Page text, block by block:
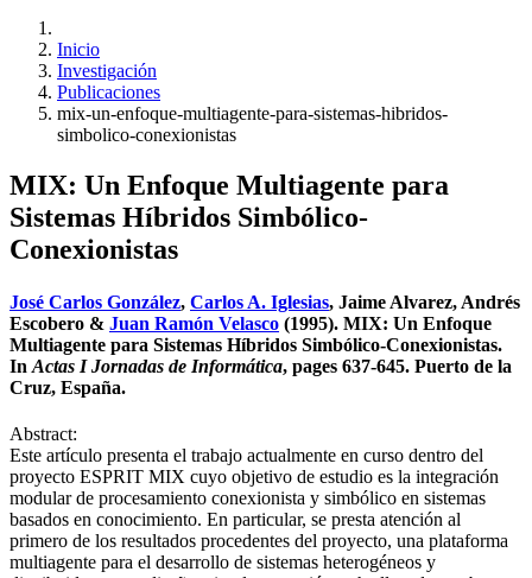
Inicio
Investigación
Publicaciones
mix-un-enfoque-multiagente-para-sistemas-hibridos-
simbolico-conexionistas
MIX: Un Enfoque Multiagente para
Sistemas Híbridos Simbólico-
Conexionistas
José Carlos González, Carlos A. Iglesias, Jaime Alvarez, Andrés
Escobero & Juan Ramón Velasco (1995). MIX: Un Enfoque
Multiagente para Sistemas Híbridos Simbólico-Conexionistas.
In Actas I Jornadas de Informática, pages 637-645. Puerto de la
Cruz, España.
Abstract:
Este artículo presenta el trabajo actualmente en curso dentro del
proyecto ESPRIT MIX cuyo objetivo de estudio es la integración
modular de procesamiento conexionista y simbólico en sistemas
basados en conocimiento. En particular, se presta atención al
primero de los resultados procedentes del proyecto, una plataforma
multiagente para el desarrollo de sistemas heterogéneos y